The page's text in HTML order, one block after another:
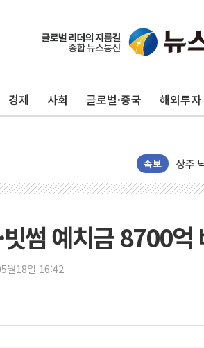
경제 사회 글로벌·중국 해외투자
속보
평택
포항
[종합]
민주
김민
[속보]
[속
[속
[속
정재
썸 예치금 8700억
월18일 16:42